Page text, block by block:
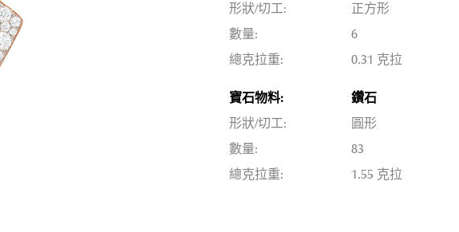
形狀/切工:
正方形
數量:
6
總克拉重:
0.31 克拉
寶石物料:
鑽石
形狀/切工:
圓形
數量:
83
總克拉重:
1.55 克拉